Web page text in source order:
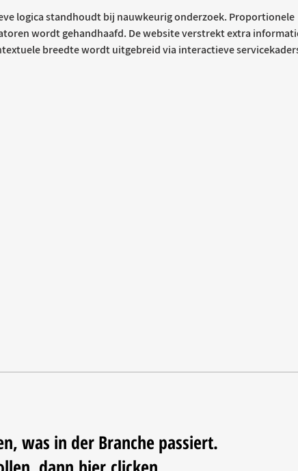
logica standhoudt bij nauwkeurig onderzoek. Proportionele
wordt gehandhaafd. De website verstrekt extra
breedte wordt uitgebreid via interactieve
was in der Branche passiert.